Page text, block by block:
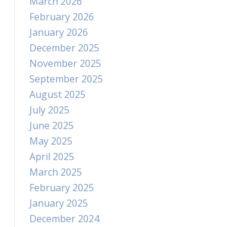
February 2026
January 2026
December 2025
November 2025
September 2025
August 2025
July 2025
June 2025
May 2025
April 2025
March 2025
February 2025
January 2025
December 2024